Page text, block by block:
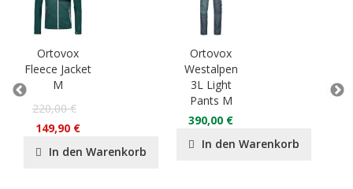
Ortovox
Fleece Jacket
M
220,00 €
149,90 €
In den Warenkorb
Ortovox
Westalpen
3L Light
Pants M
390,00 €
In den Warenkorb